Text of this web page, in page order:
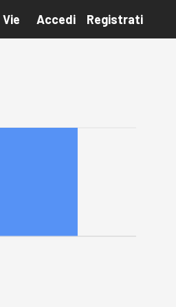
Vie Accedi Registrati